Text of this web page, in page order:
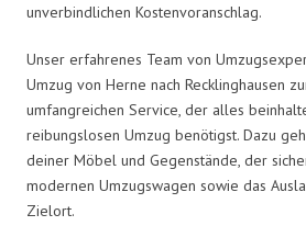
unverbindlichen Kostenvoranschlag.
Unser erfahrenes Team von
Umzug von Herne nach Recklinghausen
umfangreichen Service, der alles
reibungslosen Umzug benötigst. Dazu
deiner Möbel und Gegenstände, der
modernen Umzugswagen sowie das
Zielort.